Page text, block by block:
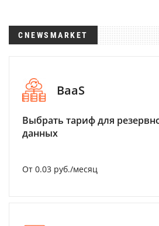
CNEWSMARKET
BaaS
Выбрать тариф для
данных
От 0.03 руб./месяц